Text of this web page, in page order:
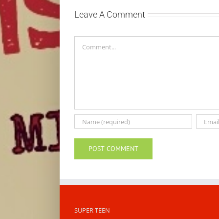
Leave A Comment
SUPER TEEN